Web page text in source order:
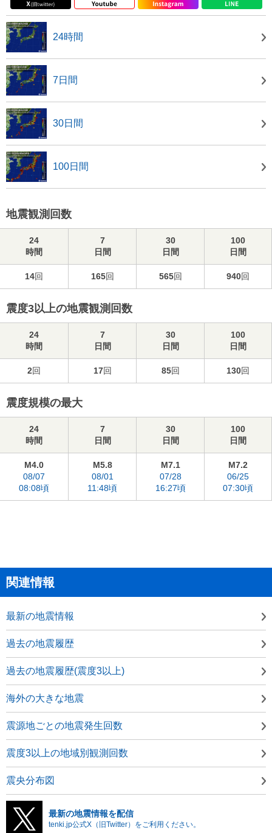
24時間
7日間
30日間
100日間
地震観測回数
24
時間
7
日間
30
日間
100
日間
14回 165回 565回 940回
震度3以上の地震観測回数
24
時間
7
日間
30
日間
100
日間
2回 17回 85回 130回
震度規模の最大
24
時間
7
日間
30
日間
100
日間
M4.0
08/07
08:08頃
M5.8
08/01
11:48頃
M7.1
07/28
16:27頃
M7.2
06/25
07:30頃
関連情報
最新の地震情報
過去の地震履歴
過去の地震履歴(震度3以上)
海外の大きな地震
震源地ごとの地震発生回数
震度3以上の地域別観測回数
震央分布図
最新の地震情報を配信
tenki.jp公式X（旧Twitter）をご利用ください。